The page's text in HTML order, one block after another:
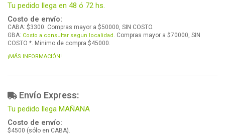
Tu pedido llega en 48 ó 72 hs.
Costo de envío:
CABA: $3300. Compras mayor a $50000, SIN COSTO.
GBA: Costo a consultar segun localidad.
Compras mayor a $70000, SIN
COSTO *. Minimo de compra $45000.
¡MÁS INFORMACIÓN!
Envío Express:
Tu pedido llega MAÑANA
Costo de envío:
$4500 (sólo en CABA).